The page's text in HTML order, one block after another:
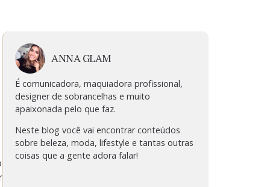
ANNA GLAM
É comunicadora, maquiadora profissional,
designer de sobrancelhas e muito
apaixonada pelo que faz.
Neste blog você vai encontrar conteúdos
sobre beleza, moda, lifestyle e tantas outras
coisas que a gente adora falar!